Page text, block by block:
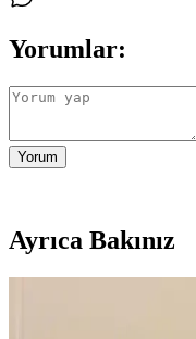
Yorumlar:
Yorum
Ayrıca Bakınız